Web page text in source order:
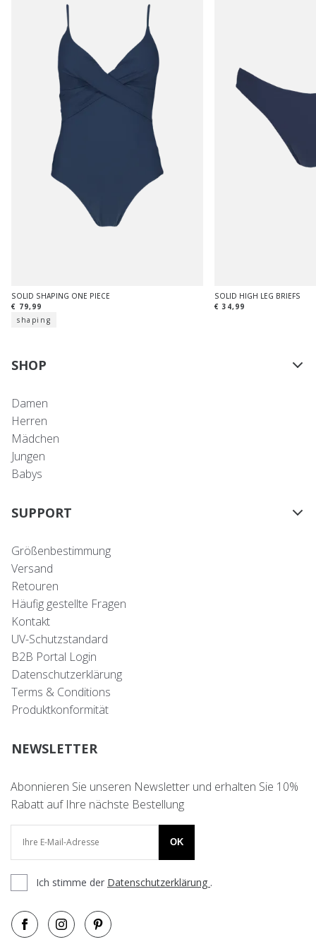
SOLID SHAPING ONE PIECE
€ 79,99
shaping
SOLID HIGH LEG BRIEFS
€ 34,99
SHOP
Damen
Herren
Mädchen
Jungen
Babys
SUPPORT
Größenbestimmung
Versand
Retouren
Häufig gestellte Fragen
Kontakt
UV-Schutzstandard
B2B Portal Login
Datenschutzerklärung
Terms & Conditions
Produktkonformität
NEWSLETTER
Abonnieren Sie unseren Newsletter und erhalten Sie 10%
Rabatt auf Ihre nächste Bestellung
OK
Ich stimme der Datenschutzerklärung .